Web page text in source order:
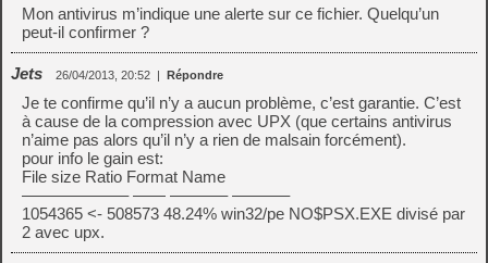
Mon antivirus m’indique une alerte sur ce fichier. Quelqu’un
peut-il confirmer ?
Jets 26/04/2013, 20:52 | Répondre
Je te confirme qu’il n’y a aucun problème, c’est garantie. C’est
à cause de la compression avec UPX (que certains antivirus
n’aime pas alors qu’il n’y a rien de malsain forcément).
pour info le gain est:
File size Ratio Format Name
——————– —— ———– ———–
1054365 <- 508573 48.24% win32/pe NO$PSX.EXE divisé par
2 avec upx.